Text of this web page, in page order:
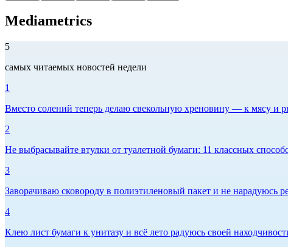
Mediametrics
5
самых читаемых новостей недели
1
Вместо солений теперь делаю свекольную хреновину — к мясу и
2
Не выбрасывайте втулки от туалетной бумаги: 11 классных
3
Заворачиваю сковороду в полиэтиленовый пакет и не нарадуюсь
4
Клею лист бумаги к унитазу и всё лето радуюсь своей